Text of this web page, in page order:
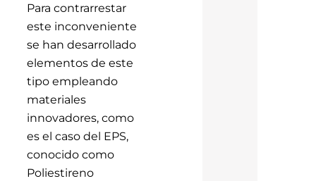
Para contrarrestar
este inconveniente
se han desarrollado
elementos de este
tipo empleando
materiales
innovadores, como
es el caso del EPS,
conocido como
Poliestireno